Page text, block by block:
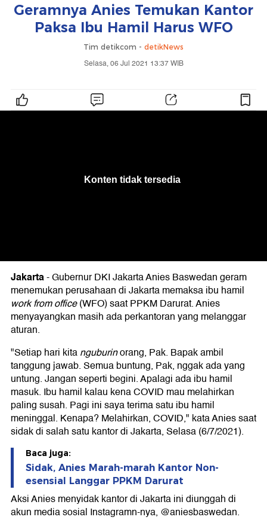
Geramnya Anies Temukan Kantor
Paksa Ibu Hamil Harus WFO
Tim detikcom - detikNews
Selasa, 06 Jul 2021 13:37 WIB
Jakarta-Gubernur DKI Jakarta Anies Baswedan geram
menemukan perusahaan di Jakarta memaksa ibu hamil
work from office(WFO) saat PPKM Darurat. Anies
menyayangkan masih ada perkantoran yang melanggar
aturan.
"Setiap hari kitanguburinorang, Pak. Bapak ambil
tanggung jawab. Semua buntung, Pak, nggak ada yang
untung. Jangan seperti begini. Apalagi ada ibu hamil
masuk. Ibu hamil kalau kena COVID mau melahirkan
paling susah. Pagi ini saya terima satu ibu hamil
meninggal. Kenapa? Melahirkan, COVID," kata Anies saat
sidak di salah satu kantor di Jakarta, Selasa (6/7/2021).
Baca juga:
Sidak, Anies Marah-marah Kantor Non-
esensial Langgar PPKM Darurat
Aksi Anies menyidak kantor di Jakarta ini diunggah di
akun media sosial Instagramn-nya, @aniesbaswedan.